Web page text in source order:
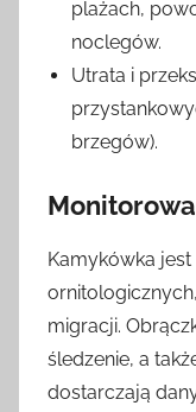
plażach,
noclegów.
Utrata i
brzegów).
Kamykówka
migracji.
śledzenie, a
dostarczają